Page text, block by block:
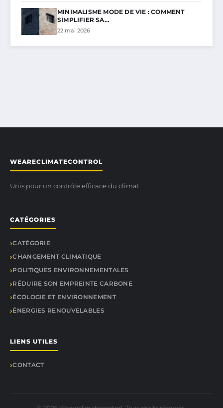
MINIMALISME MODE DE VIE : COMMENT
SIMPLIFIER SA…
22 mai 2026
WEARECLIMATECONTROL
Unis pour un contrôle efficace du climat
CATÉGORIES
CATÉGORIE
CHANGEMENT CLIMATIQUE
POLITIQUES ENVIRONNEMENTALES
RÉDUIRE SON EMPREINTE CARBONE
ÉCOLOGIE ET ENVIRONNEMENT
ÉNERGIES RENOUVELABLES
LIENS UTILES
CONTACT